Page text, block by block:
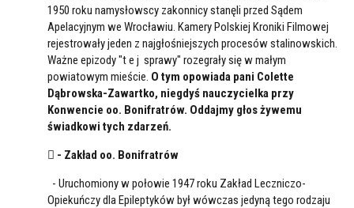
1950 roku namysłowscy zakonnicy stanęli przed Sądem
Apelacyjnym we Wrocławiu. Kamery Polskiej Kroniki Filmowej
rejestrowały jeden z najgłośniejszych procesów stalinowskich.
Ważne epizody "t e j sprawy" rozegrały się w małym
powiatowym mieście. O tym opowiada pani Colette
Dąbrowska-Zawartko, niegdyś nauczycielka przy
Konwencie oo. Bonifratrów. Oddajmy głos żywemu
świadkowi tych zdarzeń.
 - Zakład oo. Bonifratrów
- Uruchomiony w połowie 1947 roku Zakład Leczniczo-
Opiekuńczy dla Epileptyków był wówczas jedyną tego rodzaju